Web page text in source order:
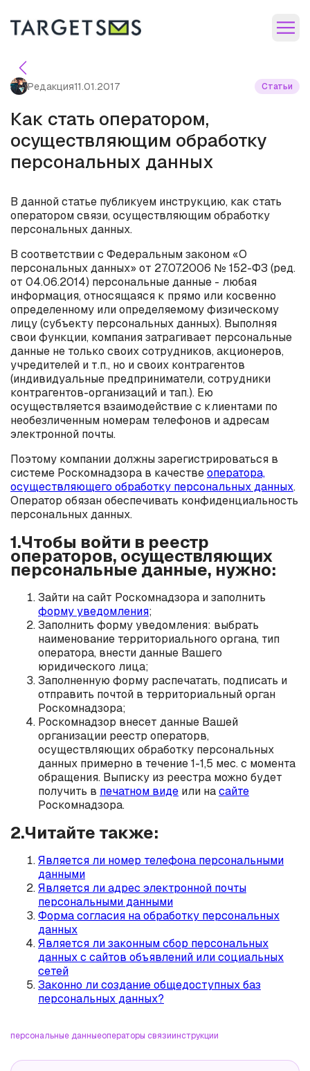
Редакция11.01.2017 Статьи
Как стать оператором,
осуществляющим обработку
персональных данных
В данной статье публикуем инструкцию, как стать
оператором связи, осуществляющим обработку
персональных данных.
В соответствии с Федеральным законом «О
персональных данных» от 27.07.2006 № 152-ФЗ (ред.
от 04.06.2014) персональные данные - любая
информация, относящаяся к прямо или косвенно
определенному или определяемому физическому
лицу (субъекту персональных данных). Выполняя
свои функции, компания затрагивает персональные
данные не только своих сотрудников, акционеров,
учредителей и т.п., но и своих контрагентов
(индивидуальные предприниматели, сотрудники
контрагентов-организаций и тап.). Ею
осуществляется взаимодействие с клиентами по
необезличенным номерам телефонов и адресам
электронной почты.
Поэтому компании должны зарегистрироваться в
системе Роскомнадзора в качествеоператора,
осуществляющего обработку персональных данных.
Оператор обязан обеспечивать конфиденциальность
персональных данных.
1.Чтобы войти в реестр
операторов, осуществляющих
персональные данные, нужно:
Зайти на сайт Роскомнадзора и заполнить
форму уведомления;
Заполнить форму уведомления: выбрать
наименование территориального органа, тип
оператора, внести данные Вашего
юридического лица;
Заполненную форму распечатать, подписать и
отправить почтой в территориальный орган
Роскомнадзора;
Роскомнадзор внесет данные Вашей
организации реестр операторв,
осуществляющих обработку персональных
данных примерно в течение 1-1,5 мес. с момента
обращения. Выписку из реестра можно будет
получить в печатном виде или насайте
Роскомнадзора.
2.Читайте также:
Является ли номер телефона персональными
данными
Является ли адрес электронной почты
персональными данными
Форма согласия на обработку персональных
данных
Является ли законным сбор персональных
данных с сайтов объявлений или социальных
сетей
Законно ли создание общедоступных баз
персональных данных?
персональные данныеоператоры связиинструкции